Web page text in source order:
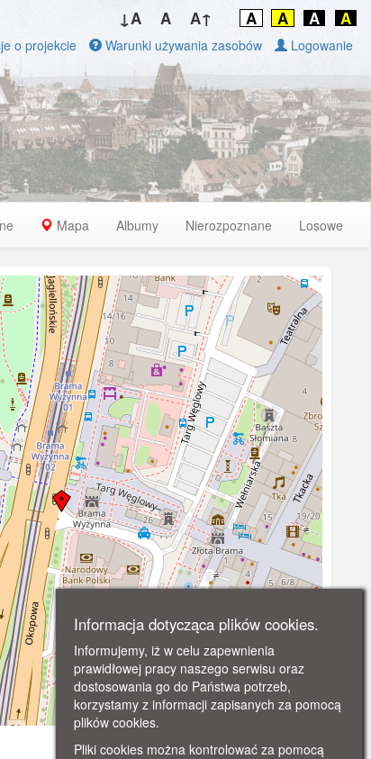
↓A A A↑ A A A A
o projekcie Warunki używania zasobów Logowanie
Mapa Albumy Nierozpoznane Losowe
©OpenStreetMapcontributors.
Informacja dotycząca plików cookies.
Informujemy, iż w celu zapewnienia
prawidłowej pracy naszego serwisu oraz
dostosowania go do Państwa potrzeb,
korzystamy z informacji zapisanych za pomocą
plików cookies.
Pliki cookies można kontrolować za pomocą